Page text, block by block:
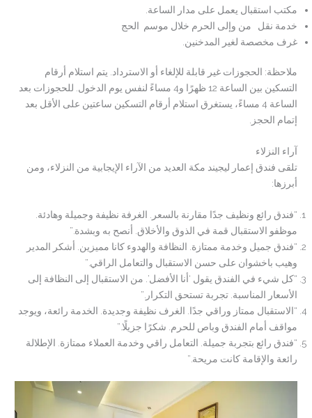
مكتب استقبال يعمل على مدار الساعة.
خدمة نقل من وإلى الحرم خلال موسم الحج
غرف مخصصة لغير المدخنين.
ملاحظة: الحجوزات غير قابلة للإلغاء أو الاسترداد. يتم استلام أرقام
التسكين بين الساعة 12 ظهرًا و4 مساءً لنفس يوم الدخول. للحجوزات بعد
الساعة 4 مساءً، يستغرق استلام أرقام التسكين ساعتين على الأقل بعد
إتمام الحجز.
آراء النزلاء
تلقى فندق إعمار ليجيند مكة العديد من الآراء الإيجابية من النزلاء، ومن
أبرزها:
“فندق رائع ونظيف جدًا مقارنة بالسعر. الغرفة نظيفة وجميلة وهادئة.
موظفو الاستقبال قمة في الذوق والأخلاق. أنصح به وبشدة.”
“فندق جميل وخدمة ممتازة. النظافة والهدوء كانا مميزين. أشكر المدير
وهيب باخشوان على حسن الاستقبال والتعامل الراقي.”
“كل شيء في الفندق يقول ‘أنا الأفضل’. من الاستقبال إلى النظافة إلى
الأسعار المناسبة. تجربة تستحق التكرار.”
“الاستقبال ممتاز وراقي جدًا. الغرف نظيفة وجديدة. الخدمة رائعة، ويوجد
مواقف أمام الفندق وباص للحرم. شكرًا جزيلًا.”
“فندق رائع بتجربة جميلة. التعامل راقي وخدمة العملاء ممتازة. الإطلالة
رائعة والإقامة كانت مريحة.”